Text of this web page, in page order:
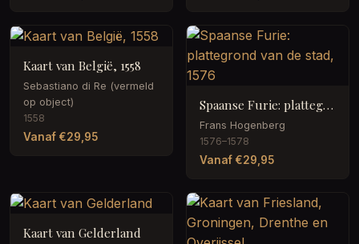
Kaart van België, 1558
Sebastiano di Re (vermeld
op object)
1558
Vanaf €29,95
Spaanse Furie: plattegrond van de stad, 1576
Frans Hogenberg
1576–1578
Vanaf €29,95
Kaart van Gelderland